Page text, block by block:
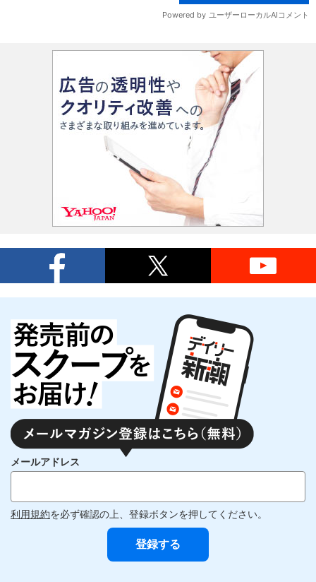
メールアドレス
利用規約を必ず確認の上、登録ボタンを押してください。